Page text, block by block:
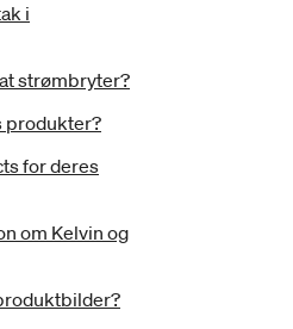
i
strømbryter?
produkter?
for deres
om Kelvin og